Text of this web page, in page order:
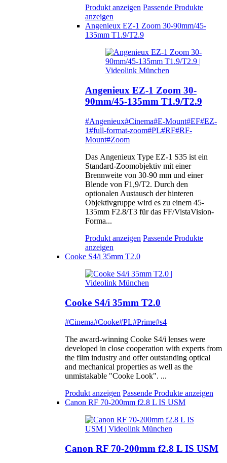
Produkt anzeigen Passende Produkte
anzeigen
Angenieux EZ-1 Zoom 30-90mm/45-
135mm T1.9/T2.9
Angenieux EZ-1 Zoom 30-
90mm/45-135mm T1.9/T2.9
#Angenieux#Cinema#E-Mount#EF#EZ-
1#full-format-zoom#PL#RF#RF-
Mount#Zoom
Das Angenieux Type EZ-1 S35 ist ein
Standard-Zoomobjektiv mit einer
Brennweite von 30-90 mm und einer
Blende von F1,9/T2. Durch den
optionalen Austausch der hinteren
Objektivgruppe wird es zu einem 45-
135mm F2.8/T3 für das FF/VistaVision-
Forma...
Produkt anzeigen Passende Produkte
anzeigen
Cooke S4/i 35mm T2.0
Cooke S4/i 35mm T2.0
#Cinema#Cooke#PL#Prime#s4
The award-winning Cooke S4/i lenses were
developed in close cooperation with experts from
the film industry and offer outstanding optical
and mechanical properties as well as the
unmistakable "Cooke Look". ...
Produkt anzeigen Passende Produkte anzeigen
Canon RF 70-200mm f2.8 L IS USM
Canon RF 70-200mm f2.8 L IS USM